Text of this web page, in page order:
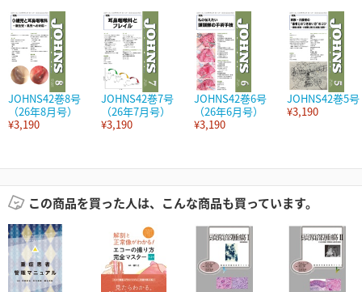
JOHNS42巻8号
（26年8月号）
¥3,190
JOHNS42巻7号
（26年7月号）
¥3,190
JOHNS42巻6号
（26年6月号）
¥3,190
JOHNS42巻5号
¥3,190
この商品を買った人は、こんな商品も買っています。